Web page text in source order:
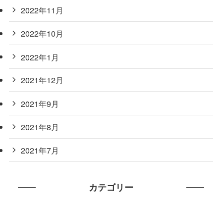
2022年11月
2022年10月
2022年1月
2021年12月
2021年9月
2021年8月
2021年7月
カテゴリー